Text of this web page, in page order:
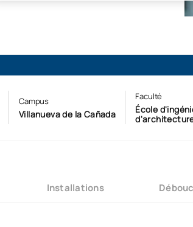
Campus
Villanueva de la Cañada
Faculté
École
Installations